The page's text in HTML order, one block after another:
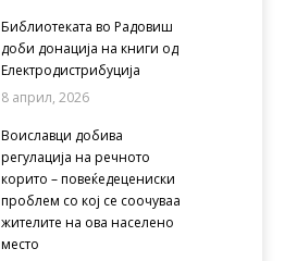
Библиотеката во Радовиш
доби донација на книги од
Електродистрибуција
8 април, 2026
Воиславци добива
регулација на речното
корито – повеќедецениски
проблем со кој се соочуваа
жителите на ова населено
место